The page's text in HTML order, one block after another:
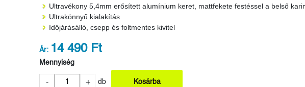
Ultravékony 5,4mm erősített alumínium keret, mattfekete festéssel a belső
Ultrakönnyű kialakítás
Időjárásálló, csepp és foltmentes kivitel
Ár: 14 490 Ft
Mennyiség
- + db Kosárba